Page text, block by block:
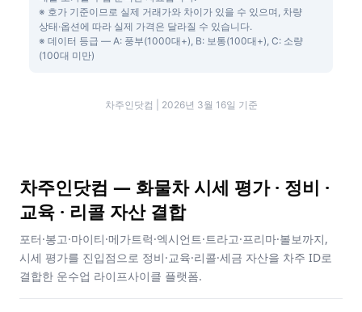
※ 호가 기준이므로 실제 거래가와 차이가 있을 수 있으며, 차량
상태·옵션에 따라 실제 가격은 달라질 수 있습니다.
※ 데이터 등급 — A: 풍부(1000대+), B: 보통(100대+), C: 소량
(100대 미만)
차주인닷컴 | 2026년 3월 16일 기준
차주인닷컴 — 화물차 시세 평가 · 정비 ·
교육 · 리콜 자산 결합
포터·봉고·마이티·메가트럭·엑시언트·트라고·프리마·볼보까지,
시세 평가를 진입점으로 정비·교육·리콜·세금 자산을 차주 ID로
결합한 운수업 라이프사이클 플랫폼.